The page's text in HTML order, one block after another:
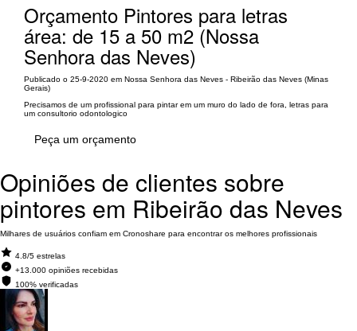
Orçamento Pintores para letras
área: de 15 a 50 m2 (Nossa
Senhora das Neves)
Publicado o 25-9-2020 em Nossa Senhora das Neves - Ribeirão das Neves (Minas
Gerais)
Precisamos de um profissional para pintar em um muro do lado de fora, letras para
um consultorio odontologico
Peça um orçamento
Opiniões de clientes sobre
pintores em Ribeirão das Neves
Milhares de usuários confiam em Cronoshare para encontrar os melhores profissionais
4.8/5 estrelas
+13.000 opiniões recebidas
100% verificadas